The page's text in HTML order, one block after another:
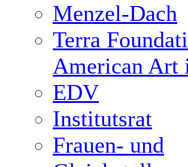
Menzel-Dach
Terra
American Art
EDV
Institutsrat
Frauen- und